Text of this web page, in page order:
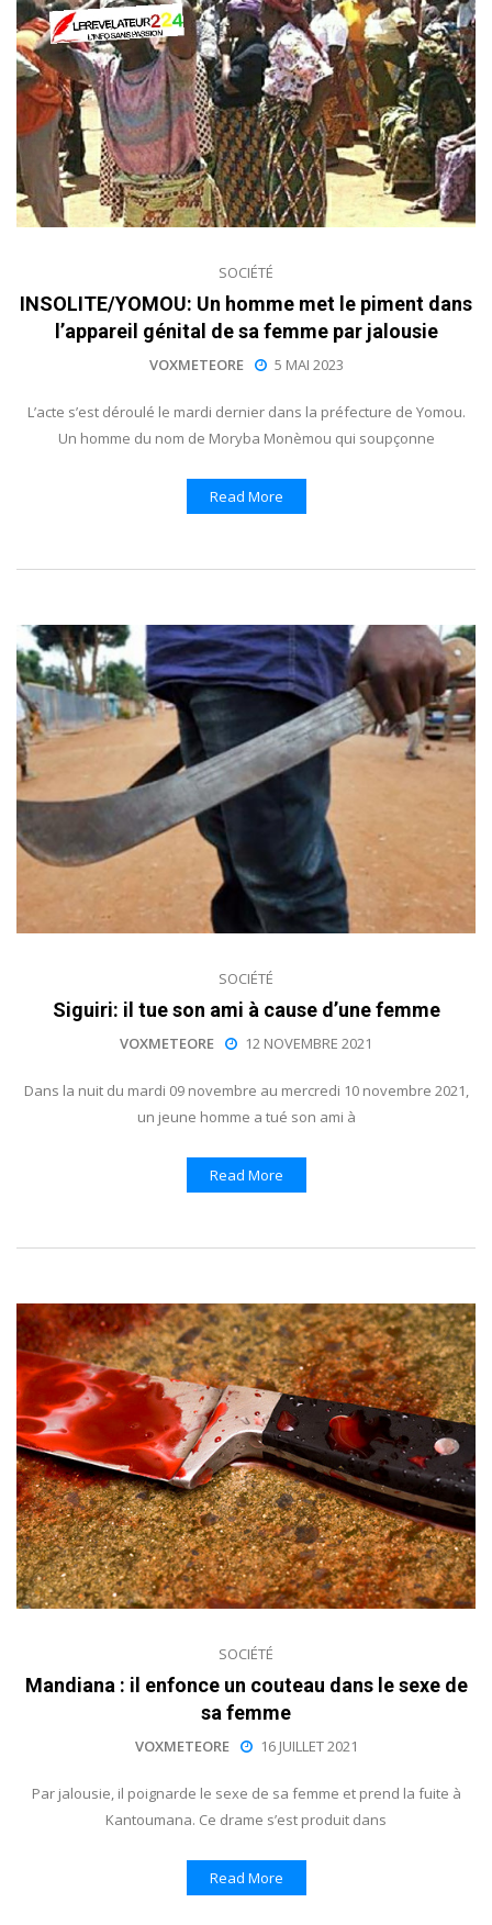
SOCIÉTÉ
INSOLITE/YOMOU: Un homme met le piment dans
l’appareil génital de sa femme par jalousie
VOXMETEORE 5 MAI 2023
L’acte s’est déroulé le mardi dernier dans la préfecture de Yomou.
Un homme du nom de Moryba Monèmou qui soupçonne
Read More
SOCIÉTÉ
Siguiri: il tue son ami à cause d’une femme
VOXMETEORE 12 NOVEMBRE 2021
Dans la nuit du mardi 09 novembre au mercredi 10 novembre 2021,
un jeune homme a tué son ami à
Read More
SOCIÉTÉ
Mandiana : il enfonce un couteau dans le sexe de
sa femme
VOXMETEORE 16 JUILLET 2021
Par jalousie, il poignarde le sexe de sa femme et prend la fuite à
Kantoumana. Ce drame s’est produit dans
Read More